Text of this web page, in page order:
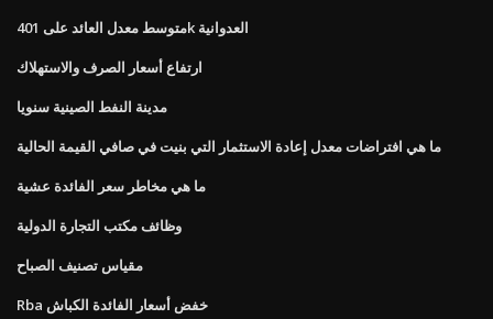
متوسط ​​معدل العائد على 401k العدوانية
ارتفاع أسعار الصرف والاستهلاك
مدينة النفط الصينية سنويا
ما هي افتراضات معدل إعادة الاستثمار التي بنيت في صافي القيمة الحالية
ما هي مخاطر سعر الفائدة عشية
وظائف مكتب التجارة الدولية
مقياس تصنيف الصباح
Rba خفض أسعار الفائدة الكباش